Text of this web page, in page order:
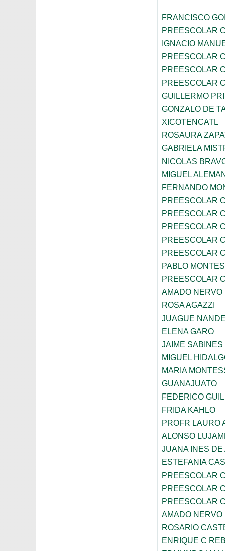
FRANCISCO
PREESCOLAR
IGNACIO
PREESCOLAR
PREESCOLAR
PREESCOLAR
GUILLERMO
GONZALO DE
XICOTENCATL
ROSAURA
GABRIELA
NICOLAS
MIGUEL
FERNANDO
PREESCOLAR
PREESCOLAR
PREESCOLAR
PREESCOLAR
PREESCOLAR
PABLO
PREESCOLAR
AMADO NERVO
ROSA AGAZZI
JUAGUE
ELENA GARO
JAIME SABINES
MIGUEL
MARIA
GUANAJUATO
FEDERICO
FRIDA KAHLO
PROFR LAURO
ALONSO
JUANA INES DE
ESTEFANIA
PREESCOLAR
PREESCOLAR
PREESCOLAR
AMADO NERVO
ROSARIO
ENRIQUE C